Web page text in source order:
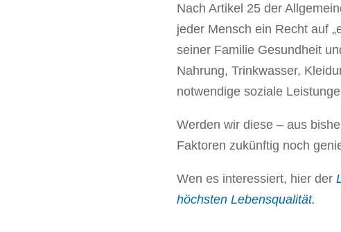
Nach Artikel 25 der
jeder Mensch ein Recht auf
seiner Familie Gesundheit
Nahrung, Trinkwasser,
notwendige soziale
Werden wir diese – aus
Faktoren zukünftig noch
Wen es interessiert, hier der
höchsten Lebensqualität.